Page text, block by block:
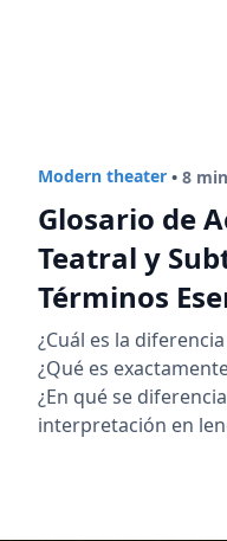
Modern theater • 8
Glosario de
Teatral y
Términos
¿Cuál es la
¿Qué es
¿En qué se
interpretación en